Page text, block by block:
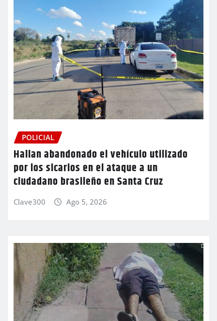
POLICIAL
Hallan abandonado el vehículo utilizado
por los sicarios en el ataque a un
ciudadano brasileño en Santa Cruz
Clave300 Ago 5, 2026